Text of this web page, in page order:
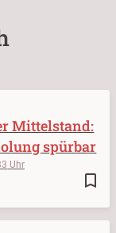
bookmark_border
Mittelstand:
spürbar